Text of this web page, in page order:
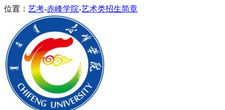
位置： 艺考-赤峰学院-艺术类招生简章